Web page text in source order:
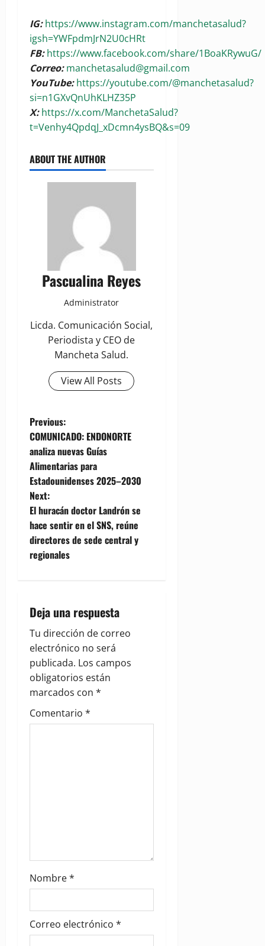
IG:https://www.instagram.com/manchetasalud?
igsh=YWFpdmJrN2U0cHRt
FB:https://www.facebook.com/share/1BoaKRywuG/
Correo:manchetasalud@gmail.com
YouTube: https://youtube.com/@manchetasalud?
si=n1GXvQnUhKLHZ35P
X:https://x.com/ManchetaSalud?
t=Venhy4QpdqJ_xDcmn4ysBQ&s=09
ABOUT THE AUTHOR
Pascualina Reyes
Administrator
Licda. Comunicación Social,
Periodista y CEO de
Mancheta Salud.
View All Posts
P
o
s
t
n
a
g
a
t
i
o
Previous:
COMUNICADO: ENDONORTE
analiza nuevas Guías
Alimentarias para
Estadounidenses 2025–2030
Next:
El huracán doctor Landrón se
hace sentir en el SNS, reúne
directores de sede central y
regionales
Deja una respuesta
Tu dirección de correo
electrónico no será
publicada. Los campos
obligatorios están
marcados con *
Comentario *
Nombre*
Correo electrónico *